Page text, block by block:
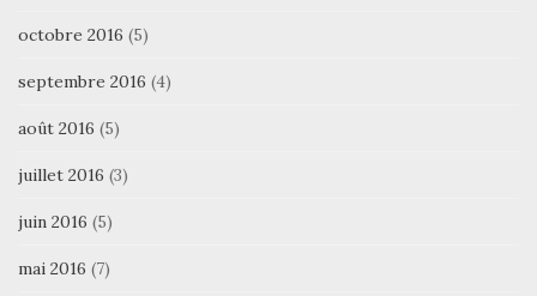
octobre 2016 (5)
septembre 2016 (4)
août 2016 (5)
juillet 2016 (3)
juin 2016 (5)
mai 2016 (7)